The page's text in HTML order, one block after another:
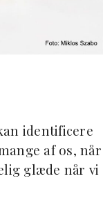
identificere
af os, når
glæde når vi